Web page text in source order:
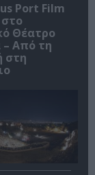
Port Film
Θέατρο
– Από τη
στη